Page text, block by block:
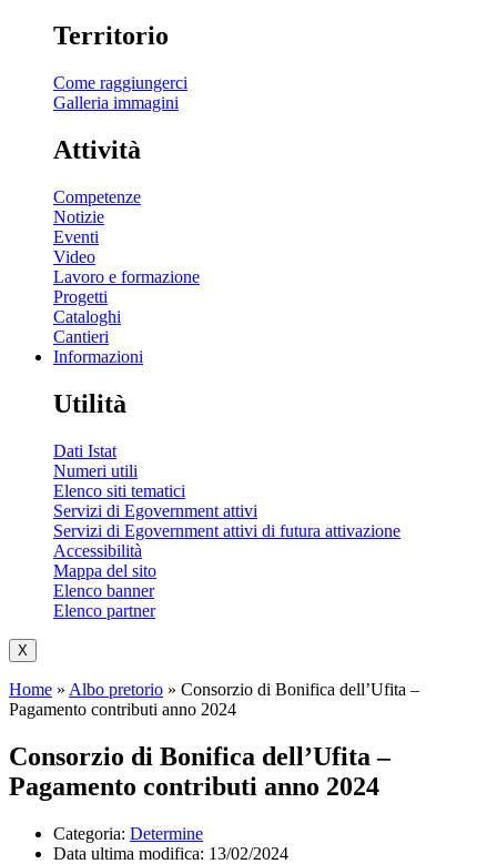
Territorio
Come raggiungerci
Galleria immagini
Attività
Competenze
Notizie
Eventi
Video
Lavoro e formazione
Progetti
Cataloghi
Cantieri
Informazioni
Utilità
Dati Istat
Numeri utili
Elenco siti tematici
Servizi di Egovernment attivi
Servizi di Egovernment attivi di futura attivazione
Accessibilità
Mappa del sito
Elenco banner
Elenco partner
X
Home » Albo pretorio » Consorzio di Bonifica dell’Ufita –
Pagamento contributi anno 2024
Consorzio di Bonifica dell’Ufita –
Pagamento contributi anno 2024
Categoria: Determine
Data ultima modifica: 13/02/2024